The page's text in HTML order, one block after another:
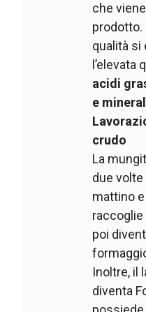
che viene
prodotto.
qualità si
l’elevata
acidi
e
crudo
La
due volte
mattino
poi
Inoltre, il
diventa